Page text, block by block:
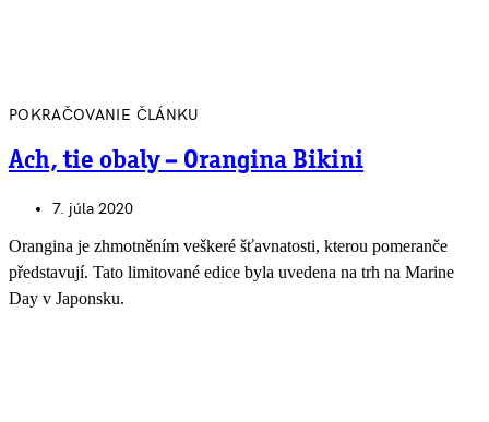
POKRAČOVANIE ČLÁNKU
Ach, tie obaly – Orangina Bikini
7. júla 2020
Orangina je zhmotněním veškeré šťavnatosti, kterou pomeranče
představují. Tato limitované edice byla uvedena na trh na Marine
Day v Japonsku.